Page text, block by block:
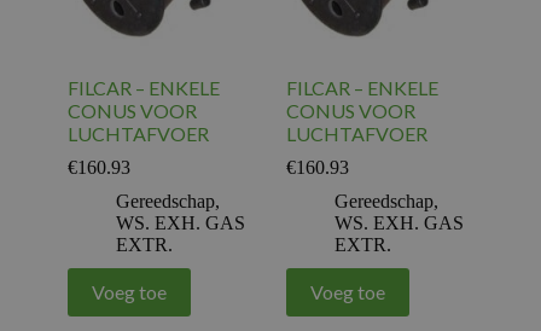
FILCAR – ENKELE
CONUS VOOR
LUCHTAFVOER
€160.93
Gereedschap,
WS. EXH. GAS
EXTR.
Voeg toe
FILCAR – ENKELE
CONUS VOOR
LUCHTAFVOER
€160.93
Gereedschap,
WS. EXH. GAS
EXTR.
Voeg toe